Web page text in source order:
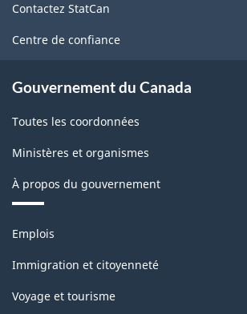
ce
site
Contactez StatCan
Centre de confiance
Gouvernement du Canada
Toutes les coordonnées
Ministères et organismes
À propos du gouvernement
Thèmes
sujets
Emplois
Immigration et citoyenneté
Voyage et tourisme